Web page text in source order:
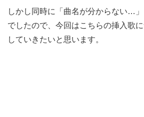
しかし同時に「曲名が分からない…
でしたので、今回はこちらの挿入歌
していきたいと思います。